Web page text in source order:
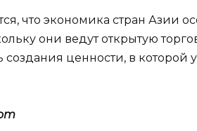
что экономика стран Азии
они ведут открытую
ценности, в которой